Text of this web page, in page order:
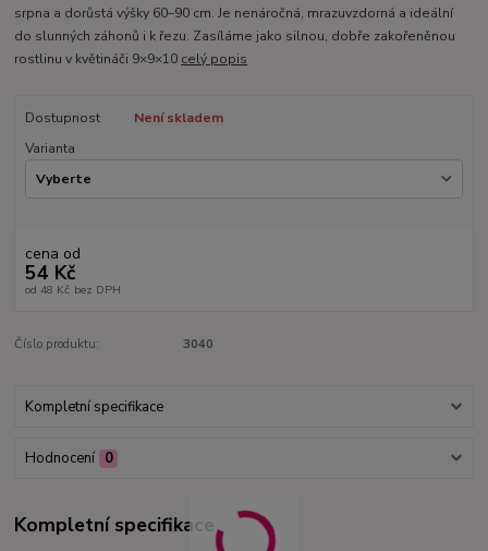
srpna a dorůstá výšky 60–90 cm. Je nenáročná, mrazuvzdorná a ideální
do slunných záhonů i k řezu. Zasíláme jako silnou, dobře zakořeněnou
rostlinu v květináči 9×9×10 celý popis
Dostupnost
Není skladem
Varianta
cena od
54 Kč
od 48 Kč bez DPH
Číslo produktu: 3040
Kompletní specifikace
Hodnocení 0
Kompletní specifikace